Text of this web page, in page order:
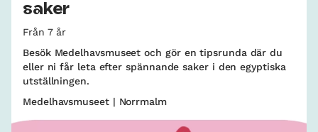
saker
Från 7 år
Besök Medelhavsmuseet och gör en tipsrunda där du
eller ni får leta efter spännande saker i den egyptiska
utställningen.
Medelhavsmuseet | Norrmalm